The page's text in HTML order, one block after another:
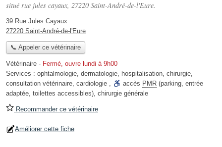
situé rue jules cayaux, 27220 Saint-André-de-l'Eure.
39 Rue Jules Cayaux
27220 Saint-André-de-l'Eure
📞 Appeler ce vétérinaire
Vétérinaire - Fermé, ouvre lundi à 9h00
Services : ophtalmologie, dermatologie, hospitalisation, chirurgie,
consultation vétérinaire, cardiologie , accès PMR (parking, entrée
adaptée, toilettes accessibles), chirurgie générale
Recommander ce vétérinaire
Améliorer cette fiche